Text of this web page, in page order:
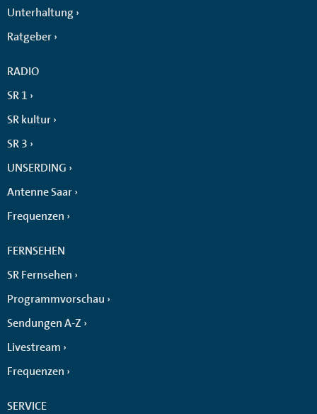
Unterhaltung
Ratgeber
RADIO
SR 1
SR kultur
SR 3
UNSERDING
Antenne Saar
Frequenzen
FERNSEHEN
SR Fernsehen
Programmvorschau
Sendungen A-Z
Livestream
Frequenzen
SERVICE